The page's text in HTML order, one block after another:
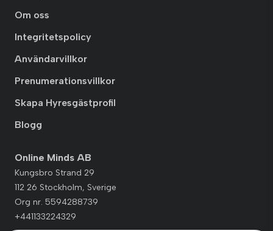
Om oss
Integritetspolicy
Användarvillkor
Prenumerationsvillkor
Skapa Hyresgästprofil
Blogg
Online Minds AB
Kungsbro Strand 29
112 26 Stockholm, Sverige
Org nr. 5594288739
+441133224329